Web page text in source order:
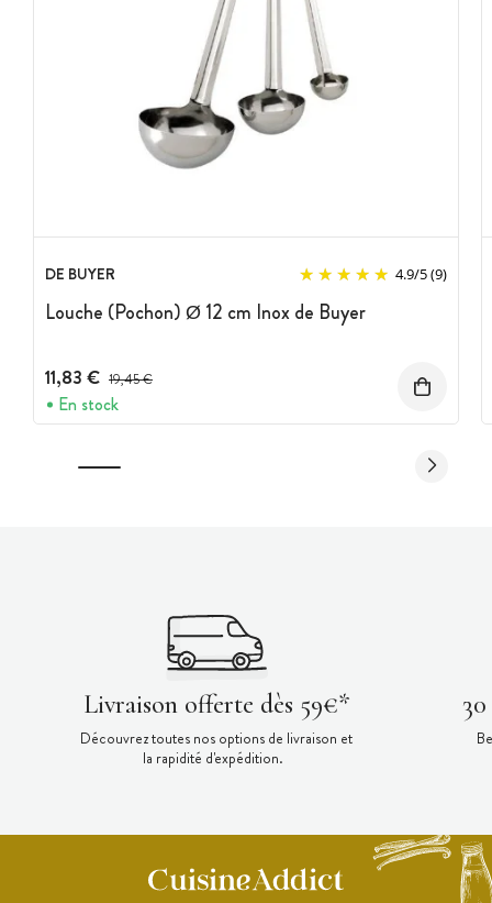
DE BUYER 4.9/5(9)
Louche (Pochon) Ø 12 cm Inox de Buyer
11,83 € Prix avant réduction :
19,45 €
En stock
Livraison offerte dès 59€*
Découvrez toutes nos options de livraison et
la rapidité d'expédition.